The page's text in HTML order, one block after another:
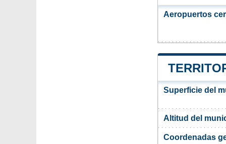
Aeropuertos
Superficie del
Altitud del
Coordenadas